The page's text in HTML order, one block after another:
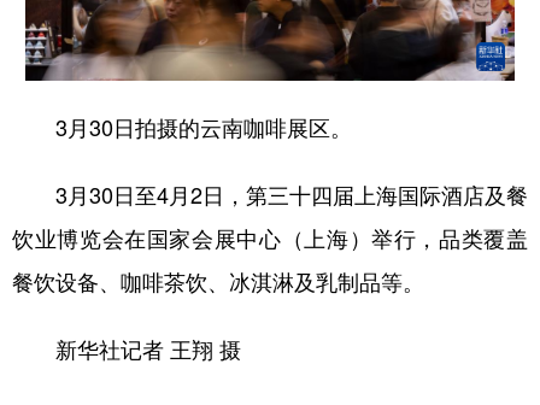
3月30日拍摄的云南咖啡展区。
3月30日至4月2日，第三十四届上海国际酒店及餐
饮业博览会在国家会展中心（上海）举行，品类覆盖
餐饮设备、咖啡茶饮、冰淇淋及乳制品等。
新华社记者 王翔 摄